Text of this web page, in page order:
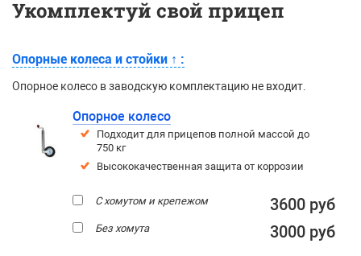
Укомплектуй свой прицеп
Опорные колеса и стойки ↑ :
Опорное колесо в заводскую комплектацию не входит.
Опорное колесо
Подходит для прицепов полной массой до
750 кг
Высококачественная защита от коррозии
С хомутом и крепежом 3600 руб
Без хомута 3000 руб